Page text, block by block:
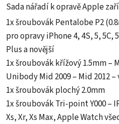
Sada nářadí k opravě Apple
1x šroubovák Pentalobe P2
pro opravy iPhone 4, 4S, 5, 5C,
Plus a novější
1x šroubovák křížový 1.5mm –
Unibody Mid 2009 – Mid 2012
1x šroubovák plochý 2.0mm
1x šroubovák Tri-point Y000 –
Xs, Xr, Xs Max, Apple Watch